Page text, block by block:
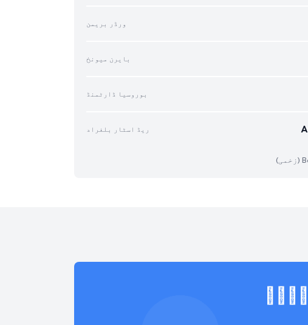
ورڈر بریمن
بایرن میونخ
بوروسیا ڈارٹمنڈ
ریڈ اسٹار بلغراد